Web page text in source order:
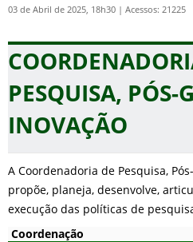
03 de Abril de 2025, 18h30 | Acessos: 21225
PESQUISA, PÓS-
INOVAÇÃO
A Coordenadoria de Pesquisa,
propõe, planeja, desenvolve,
execução das políticas de
Coordenação